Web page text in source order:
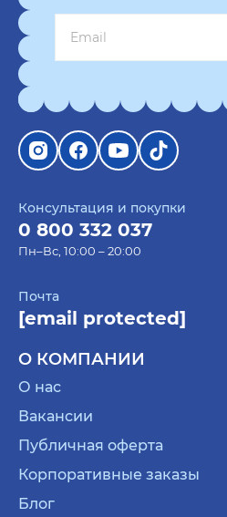
Консультация и покупки
0 800 332 037
Пн–Вс, 10:00 – 20:00
Почта
[email protected]
О КОМПАНИИ
О нас
Вакансии
Публичная оферта
Корпоративные заказы
Блог